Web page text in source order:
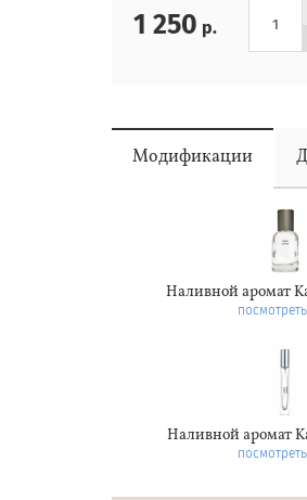
1 250 р.
Модификации
Наливной аромат
Наливной аромат